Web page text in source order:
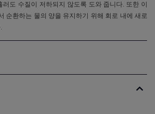
러도 수질이 저하되지 않도록 도와 줍니다. 또한 이
순환하는 물의 양을 유지하기 위해 회로 내에 새로